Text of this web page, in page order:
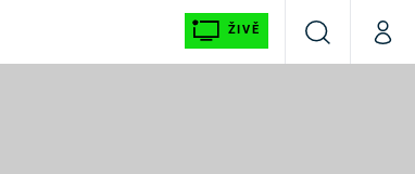
ŽIVĚ
VyhledáváníMůj